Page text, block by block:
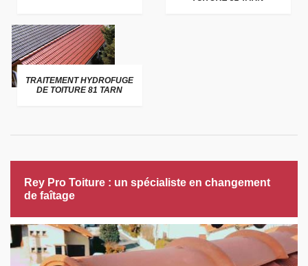
TRAITEMENT HYDROFUGE
DE TOITURE 81 TARN
Rey Pro Toiture : un spécialiste en changement
de faîtage